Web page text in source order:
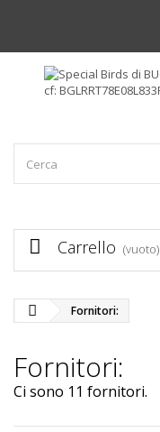
Carrello (vuoto)
Fornitori:
Fornitori:
Ci sono 11 fornitori.